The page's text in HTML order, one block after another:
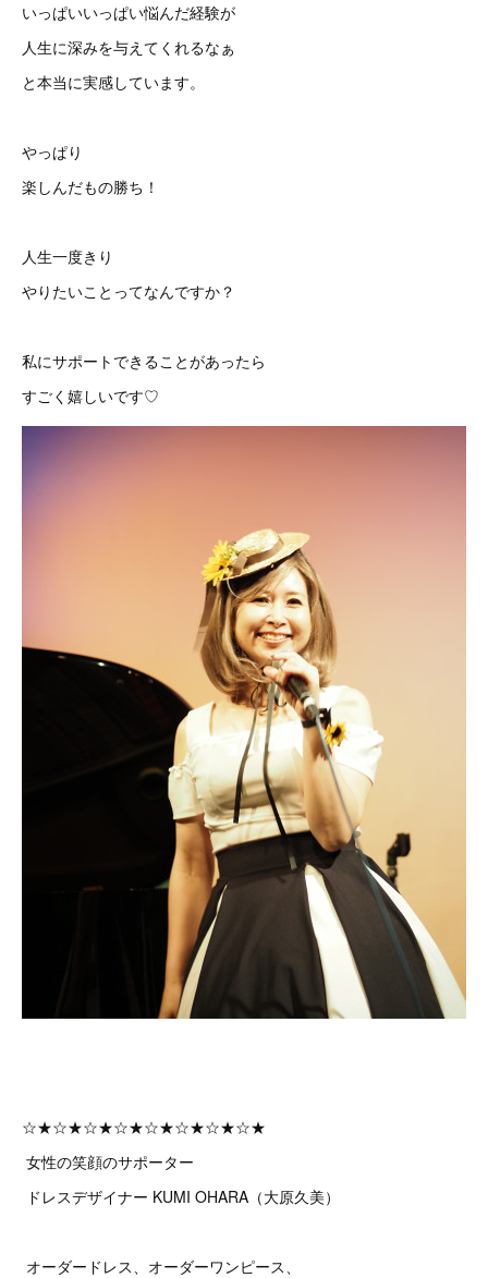
いっぱいいっぱい悩んだ経験が
人生に深みを与えてくれるなぁ
と本当に実感しています。
やっぱり
楽しんだもの勝ち！
人生一度きり
やりたいことってなんですか？
私にサポートできることがあったら
すごく嬉しいです♡
☆★☆★☆★☆★☆★☆★☆★☆★
女性の笑顔のサポーター
ドレスデザイナー KUMI OHARA（大原久美）
オーダードレス、オーダーワンピース、